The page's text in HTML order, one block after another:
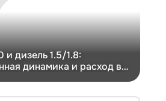
и дизель 1.5/1.8:
динамика и расход в